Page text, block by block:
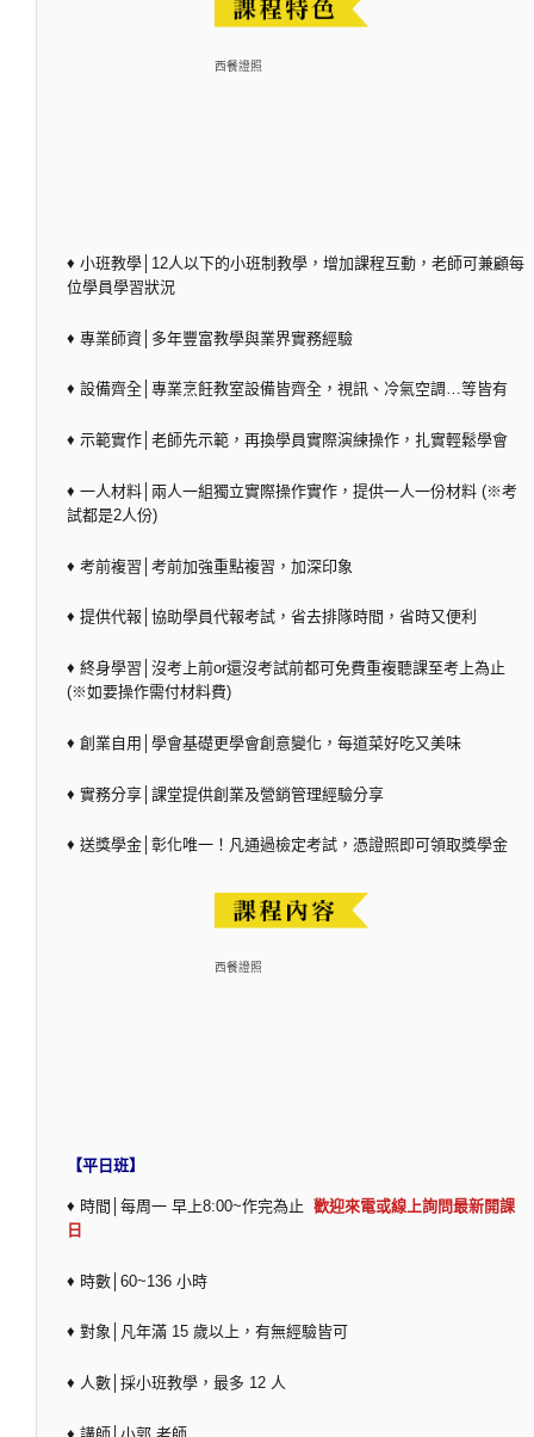
西餐證照
♦ 小班教學│12人以下的小班制教學，增加課程互動，老師可兼顧每
位學員學習狀況
♦ 專業師資│多年豐富教學與業界實務經驗
♦ 設備齊全│專業烹飪教室設備皆齊全，視訊、冷氣空調…等皆有
♦ 示範實作│老師先示範，再換學員實際演練操作，扎實輕鬆學會
♦ 一人材料│兩人一組獨立實際操作實作，提供一人一份材料 (※考
試都是2人份)
♦ 考前複習│考前加強重點複習，加深印象
♦ 提供代報│協助學員代報考試，省去排隊時間，省時又便利
♦ 終身學習│沒考上前or還沒考試前都可免費重複聽課至考上為止
(※如要操作需付材料費)
♦ 創業自用│學會基礎更學會創意變化，每道菜好吃又美味
♦ 實務分享│課堂提供創業及營銷管理經驗分享
♦ 送獎學金│彰化唯一！凡通過檢定考試，憑證照即可領取獎學金
西餐證照
【平日班】
♦ 時間│每周一 早上8:00~作完為止 歡迎來電或線上詢問最新開課
日
♦ 時數│60~136 小時
♦ 對象│凡年滿 15 歲以上，有無經驗皆可
♦ 人數│採小班教學，最多 12 人